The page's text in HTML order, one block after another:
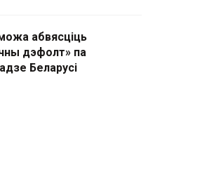
абвясціць
дэфолт» па
Беларусі